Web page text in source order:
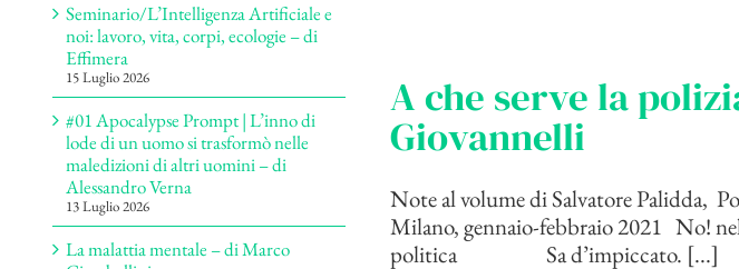
A che serve la
Giovannelli
Note al volume di Salvatore Palidda,
Milano, gennaio-febbraio 2021 No!
politica Sa d’impiccato. [...]
Seminario/L’Intelligenza Artificiale e
noi: lavoro, vita, corpi, ecologie – di
Effimera
15 Luglio 2026
#01 Apocalypse Prompt | L’inno di
lode di un uomo si trasformò nelle
maledizioni di altri uomini – di
Alessandro Verna
13 Luglio 2026
La malattia mentale – di Marco